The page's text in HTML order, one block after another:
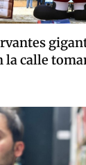
la calle